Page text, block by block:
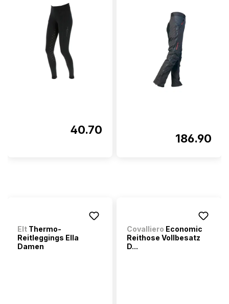
40.70
186.90
Elt Thermo-
Reitleggings Ella
Damen
Covalliero Economic
Reithose Vollbesatz
D...